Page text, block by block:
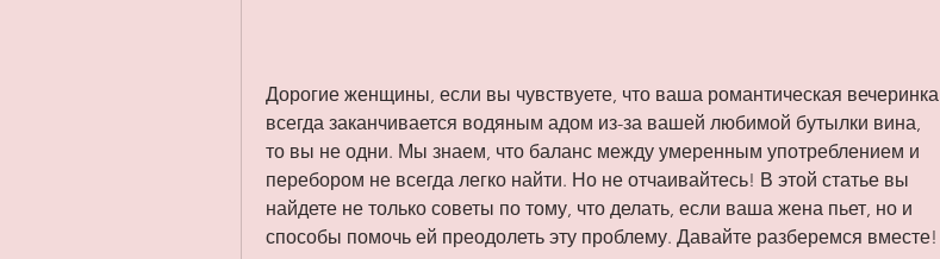
Дорогие женщины, если вы чувствуете, что ваша романтическая вечеринка
всегда заканчивается водяным адом из-за вашей любимой бутылки вина,
то вы не одни. Мы знаем, что баланс между умеренным употреблением и
перебором не всегда легко найти. Но не отчаивайтесь! В этой статье вы
найдете не только советы по тому, что делать, если ваша жена пьет, но и
способы помочь ей преодолеть эту проблему. Давайте разберемся вместе!